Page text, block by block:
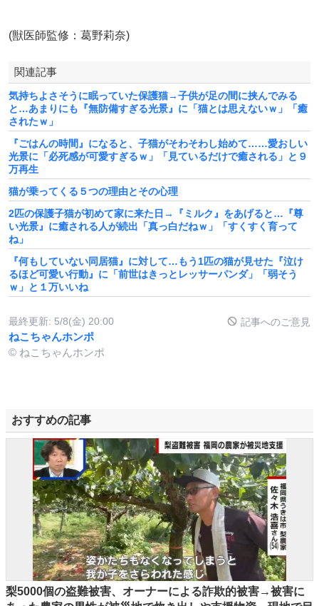
(獣医師監修：葛野莉奈)
関連記事
気持ちよさそうに眠っていた保護猫→子供が足の間に挟んでみる
と…あまりにも『無防備すぎる光景』に「猫とは思えないｗ」「癒
されたｗ」
『ごはんの時間』になると、子猫がそわそわし始めて……愛おしい
光景に「必死感が可愛すぎるｗ」「見ているだけで癒される」と９
万再生
猫が乗ってくる５つの理由とその心理
2匹の保護子猫が初めて家に来た日→『ミルク』をあげると…『尊
い光景』に癒される人が続出「真っ白だねｗ」「すくすく育って
ね」
『何もしていない同居猫』に対して…もう1匹の猫が見せた『泣け
るほど可愛い行動』に「前世はきっとレッサーパンダ」「弱そう
ｗ」と１万いいね
最終更新: 5/8(金) 20:00 記事へのご意見
ねこちゃんホンポ
© ねこちゃんホンポ
おすすめの記事
梨5000個の盗難被害、オーナーによる詐欺的被害→被害に